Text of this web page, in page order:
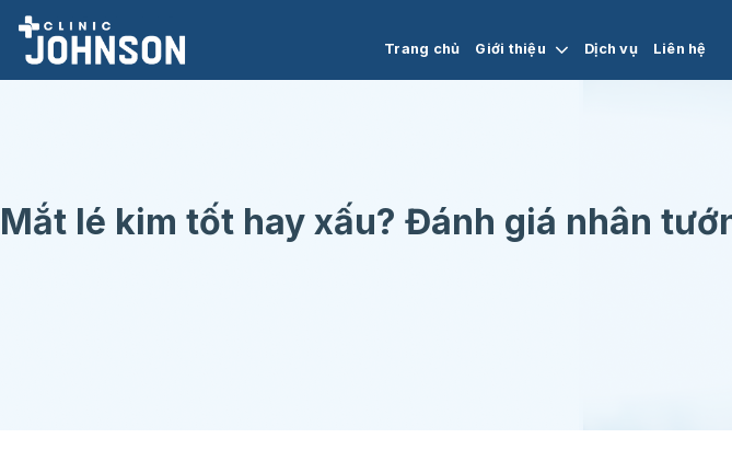
Chuyển
đến
Trang chủ Giới thiệu Dịch vụ Liên hệ
Mắt lé kim tốt hay xấu? Đánh giá nhân